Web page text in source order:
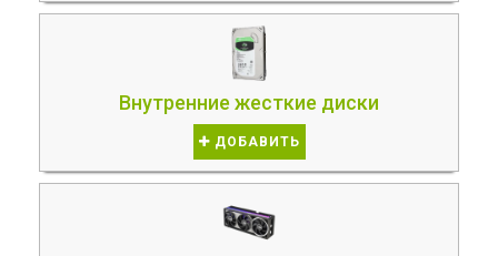
Внутренние жесткие диски
ДОБАВИТЬ